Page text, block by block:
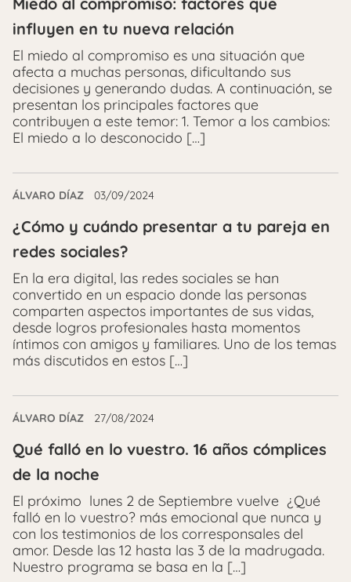
influyen en tu nueva relación
El miedo al compromiso es una situación que
afecta a muchas personas, dificultando sus
decisiones y generando dudas. A continuación, se
presentan los principales factores que
contribuyen a este temor: 1. Temor a los cambios:
El miedo a lo desconocido […]
ÁLVARO DÍAZ 03/09/2024
¿Cómo y cuándo presentar a tu pareja en
redes sociales?
En la era digital, las redes sociales se han
convertido en un espacio donde las personas
comparten aspectos importantes de sus vidas,
desde logros profesionales hasta momentos
íntimos con amigos y familiares. Uno de los temas
más discutidos en estos […]
ÁLVARO DÍAZ 27/08/2024
Qué falló en lo vuestro. 16 años cómplices
de la noche
El próximo lunes 2 de Septiembre vuelve ¿Qué
falló en lo vuestro? más emocional que nunca y
con los testimonios de los corresponsales del
amor. Desde las 12 hasta las 3 de la madrugada.
Nuestro programa se basa en la […]